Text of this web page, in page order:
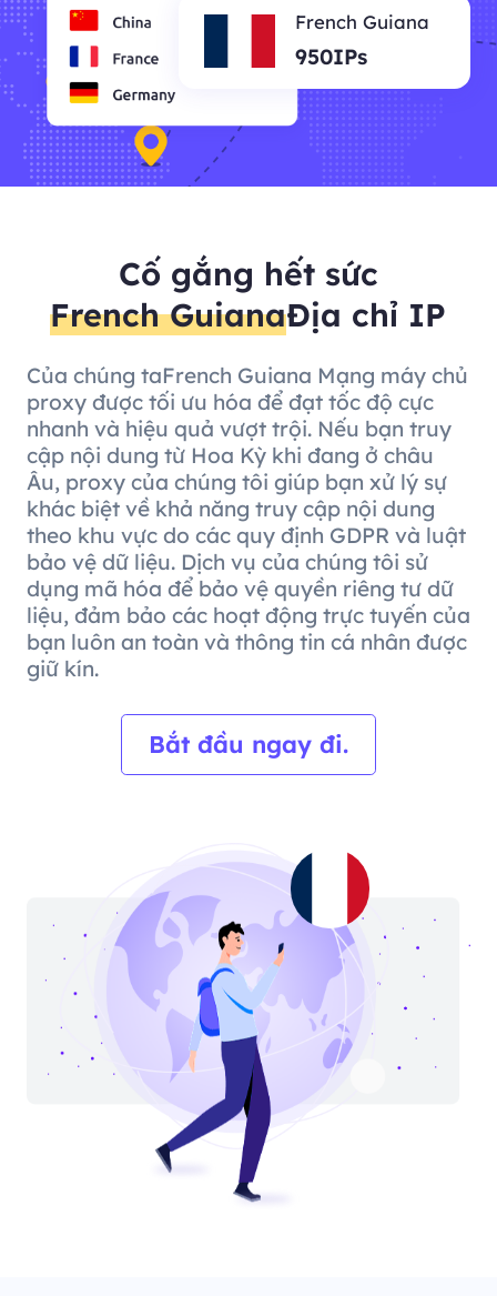
French Guiana
950IPs
Cố gắng hết sức
French GuianaĐịa chỉ IP
Của chúng taFrench Guiana Mạng máy chủ
proxy được tối ưu hóa để đạt tốc độ cực
nhanh và hiệu quả vượt trội. Nếu bạn truy
cập nội dung từ Hoa Kỳ khi đang ở châu
Âu, proxy của chúng tôi giúp bạn xử lý sự
khác biệt về khả năng truy cập nội dung
theo khu vực do các quy định GDPR và luật
bảo vệ dữ liệu. Dịch vụ của chúng tôi sử
dụng mã hóa để bảo vệ quyền riêng tư dữ
liệu, đảm bảo các hoạt động trực tuyến của
bạn luôn an toàn và thông tin cá nhân được
giữ kín.
Bắt đầu ngay đi.